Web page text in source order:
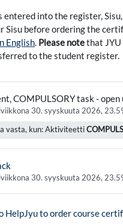
entered into the register,
Sisu before ordering the
English. Please notethat JYU
to the student register.
COMPULSORY task -
30. syyskuuta 2026,
vasta, kun: Aktiviteetti
Palaute
30. syyskuuta 2026,
HelpJyu to order course